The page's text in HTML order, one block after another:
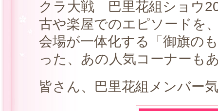
クラ大戦 巴里花組ショウ
古や楽屋でのエピソードを
会場が一体化する「御旗の
った、あの人気コーナーも
皆さん、巴里花組メンバー